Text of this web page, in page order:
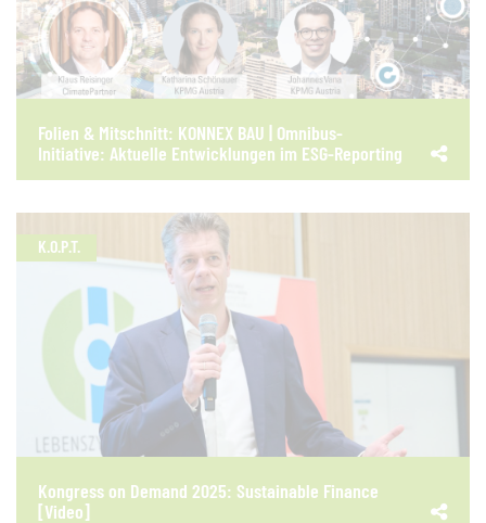
Folien & Mitschnitt: KONNEX BAU | Omnibus-
Initiative: Aktuelle Entwicklungen im ESG-Reporting
K.O.P.T.
Kongress on Demand 2025: Sustainable Finance
[Video]